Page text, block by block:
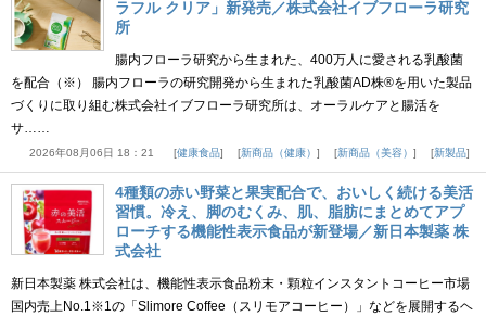
ラフル クリア」新発売／株式会社イブフローラ研究
所
腸内フローラ研究から生まれた、400万人に愛される乳酸菌
を配合（※） 腸内フローラの研究開発から生まれた乳酸菌AD株®を用いた製品
づくりに取り組む株式会社イブフローラ研究所は、オーラルケアと腸活を
サ……
2026年08月06日 18：21 健康食品 新商品（健康） 新商品（美容） 新製品
4種類の赤い野菜と果実配合で、おいしく続ける美活
習慣。冷え、脚のむくみ、肌、脂肪にまとめてアプ
ローチする機能性表示食品が新登場／新日本製薬 株
式会社
新日本製薬 株式会社は、機能性表示食品粉末・顆粒インスタントコーヒー市場
国内売上No.1※1の「Slimore Coffee（スリモアコーヒー）」などを展開するヘ